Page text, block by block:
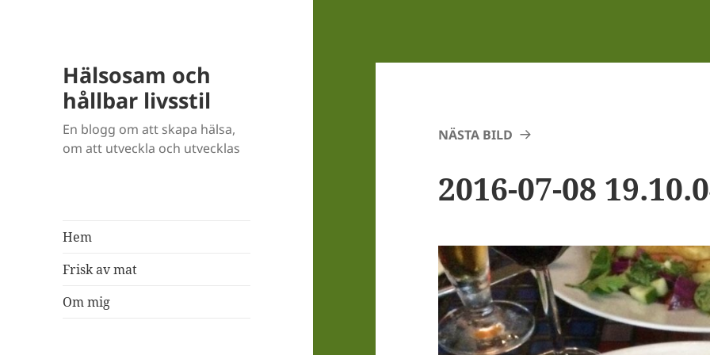
Hälsosam och
hållbar livsstil
En blogg om att skapa hälsa,
om att utveckla och utvecklas
Hem
Frisk av mat
Om mig
NÄSTA BILD
2016-07-08